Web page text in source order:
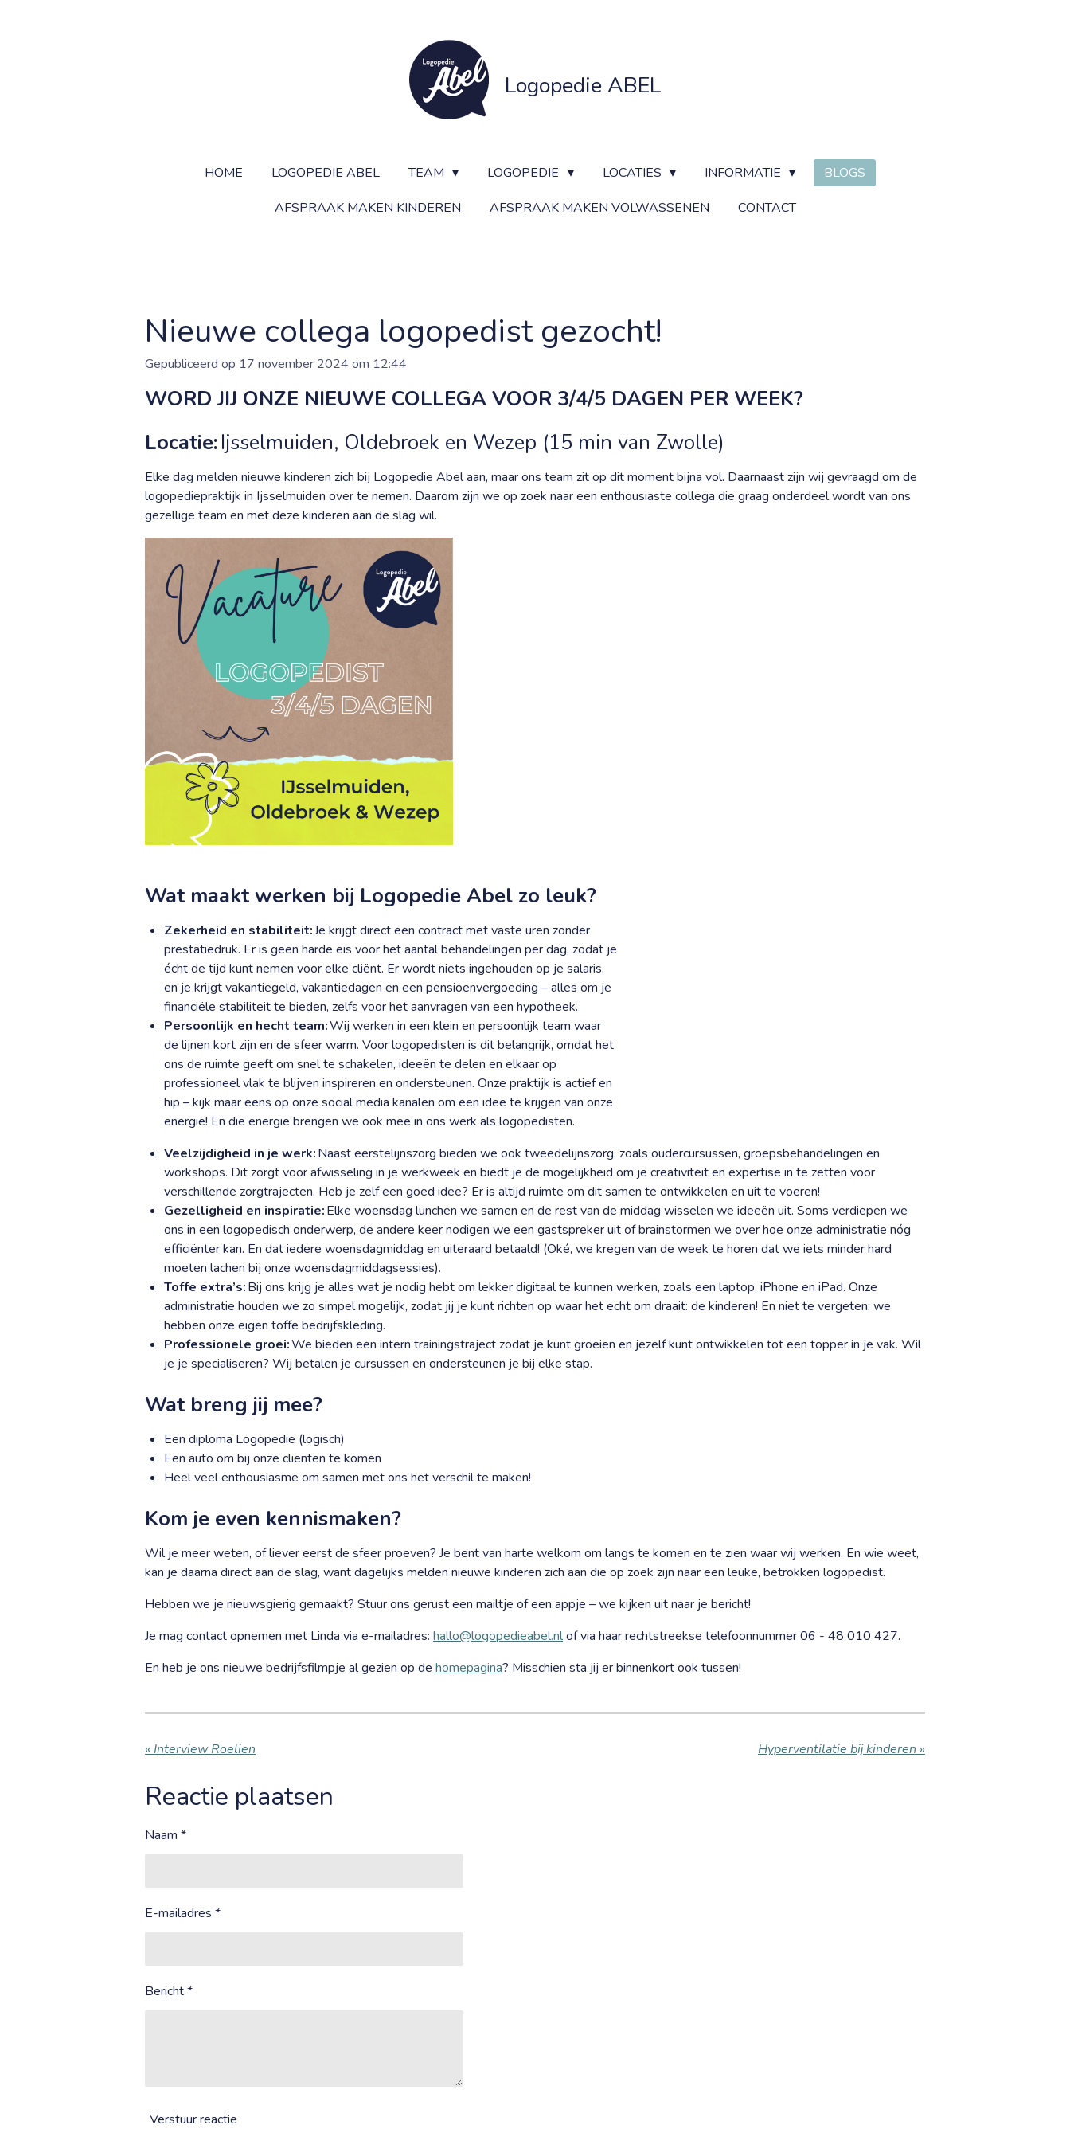
Logopedie ABEL
HOME LOGOPEDIE ABEL TEAM LOGOPEDIE LOCATIES INFORMATIE
BLOGS
AFSPRAAK MAKEN KINDEREN
AFSPRAAK MAKEN VOLWASSENEN CONTACT
Nieuwe collega logopedist gezocht!
Gepubliceerd op 17 november 2024 om 12:44
WORD JIJ ONZE NIEUWE COLLEGA VOOR 3/4/5 DAGEN PER WEEK?
Locatie:Ijsselmuiden, Oldebroek en Wezep (15 min van Zwolle)
Elke dag melden nieuwe kinderen zich bij Logopedie Abel aan, maar ons team zit op dit moment bijna vol. Daarnaast zijn wij gevraagd om de
logopediepraktijk in Ijsselmuiden over te nemen. Daarom zijn we op zoek naar een enthousiaste collega die graag onderdeel wordt van ons
gezellige team en met deze kinderen aan de slag wil.
Wat maakt werken bij Logopedie Abel zo leuk?
Zekerheid en stabiliteit:Je krijgt direct een contract met vaste uren zonder
prestatiedruk. Er is geen harde eis voor het aantal behandelingen per dag, zodat je
écht de tijd kunt nemen voor elke cliënt. Er wordt niets ingehouden op je salaris,
en je krijgt vakantiegeld, vakantiedagen en een pensioenvergoeding – alles om je
financiële stabiliteit te bieden, zelfs voor het aanvragen van een hypotheek.
Persoonlijk en hecht team:Wij werken in een klein en persoonlijk team waar
de lijnen kort zijn en de sfeer warm. Voor logopedisten is dit belangrijk, omdat het
ons de ruimte geeft om snel te schakelen, ideeën te delen en elkaar op
professioneel vlak te blijven inspireren en ondersteunen. Onze praktijk is actief en
hip – kijk maar eens op onze social media kanalen om een idee te krijgen van onze
energie! En die energie brengen we ook mee in ons werk als logopedisten.
Veelzijdigheid in je werk:Naast eerstelijnszorg bieden we ook tweedelijnszorg, zoals oudercursussen, groepsbehandelingen en
workshops. Dit zorgt voor afwisseling in je werkweek en biedt je de mogelijkheid om je creativiteit en expertise in te zetten voor
verschillende zorgtrajecten. Heb je zelf een goed idee? Er is altijd ruimte om dit samen te ontwikkelen en uit te voeren!
Gezelligheid en inspiratie:Elke woensdag lunchen we samen en de rest van de middag wisselen we ideeën uit. Soms verdiepen we
ons in een logopedisch onderwerp, de andere keer nodigen we een gastspreker uit of brainstormen we over hoe onze administratie nóg
efficiënter kan. En dat iedere woensdagmiddag en uiteraard betaald! (Oké, we kregen van de week te horen dat we iets minder hard
moeten lachen bij onze woensdagmiddagsessies).
Toffe extra’s:Bij ons krijg je alles wat je nodig hebt om lekker digitaal te kunnen werken, zoals een laptop, iPhone en iPad. Onze
administratie houden we zo simpel mogelijk, zodat jij je kunt richten op waar het echt om draait: de kinderen! En niet te vergeten: we
hebben onze eigen toffe bedrijfskleding.
Professionele groei:We bieden een intern trainingstraject zodat je kunt groeien en jezelf kunt ontwikkelen tot een topper in je vak. Wil
je je specialiseren? Wij betalen je cursussen en ondersteunen je bij elke stap.
Wat breng jij mee?
Een diploma Logopedie (logisch)
Een auto om bij onze cliënten te komen
Heel veel enthousiasme om samen met ons het verschil te maken!
Kom je even kennismaken?
Wil je meer weten, of liever eerst de sfeer proeven? Je bent van harte welkom om langs te komen en te zien waar wij werken. En wie weet,
kan je daarna direct aan de slag, want dagelijks melden nieuwe kinderen zich aan die op zoek zijn naar een leuke, betrokken logopedist.
Hebben we je nieuwsgierig gemaakt? Stuur ons gerust een mailtje of een appje – we kijken uit naar je bericht!
Je mag contact opnemen met Linda via e-mailadres: hallo@logopedieabel.nlof via haar rechtstreekse telefoonnummer 06 - 48 010 427.
En heb je ons nieuwe bedrijfsfilmpje al gezien op de homepagina? Misschien sta jij er binnenkort ook tussen!
«Interview Roelien Hyperventilatie bij kinderen»
Reactie plaatsen
Naam *
E-mailadres *
Bericht *
Verstuur reactie